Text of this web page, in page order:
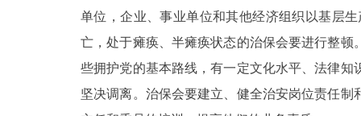
参与调查
走进北京
北京概况
单位，企业、事业单位和其他经济组织以基层
亡，处于瘫痪、半瘫痪状态的治保会要进行整
些拥护党的基本路线，有一定文化水平、法律
坚决调离。治保会要建立、健全治安岗位责任